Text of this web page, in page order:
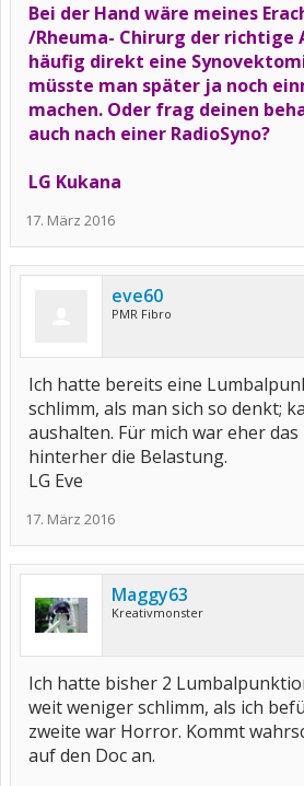
Bei der Hand wäre meines
/Rheuma- Chirurg der richtige
häufig direkt eine
müsste man später ja noch
machen. Oder frag deinen
auch nach einer RadioSyno?
LG Kukana
17. März 2016
eve60
PMR Fibro
Ich hatte bereits eine
schlimm, als man sich so denkt;
aushalten. Für mich war eher
hinterher die Belastung.
LG Eve
17. März 2016
Maggy63
Kreativmonster
Ich hatte bisher 2
weit weniger schlimm, als ich
zweite war Horror. Kommt
auf den Doc an.